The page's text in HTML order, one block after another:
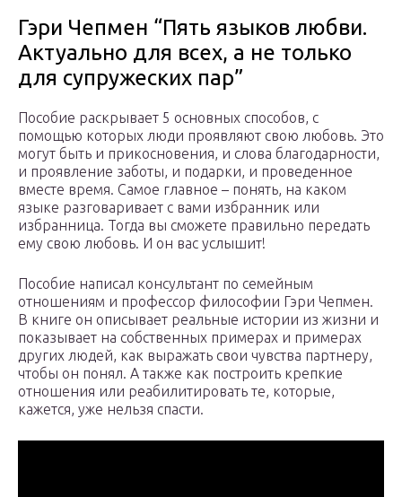
Гэри Чепмен “Пять языков любви.
Актуально для всех, а не только
для супружеских пар”
Пособие раскрывает 5 основных способов, с
помощью которых люди проявляют свою любовь. Это
могут быть и прикосновения, и слова благодарности,
и проявление заботы, и подарки, и проведенное
вместе время. Самое главное – понять, на каком
языке разговаривает с вами избранник или
избранница. Тогда вы сможете правильно передать
ему свою любовь. И он вас услышит!
Пособие написал консультант по семейным
отношениям и профессор философии Гэри Чепмен.
В книге он описывает реальные истории из жизни и
показывает на собственных примерах и примерах
других людей, как выражать свои чувства партнеру,
чтобы он понял. А также как построить крепкие
отношения или реабилитировать те, которые,
кажется, уже нельзя спасти.